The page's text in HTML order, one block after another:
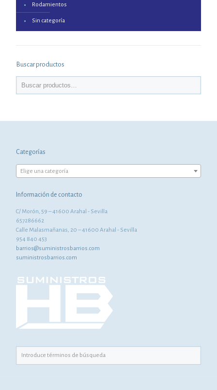
Rodamientos
Sin categoría
Buscar productos
Categorías
Elige una categoría
Información de contacto
C/ Morón, 59 – 41600 Arahal - Sevilla
657286662
Calle Malasmañanas, 20 – 41600 Arahal - Sevilla
954 840 453
barrios@suministrosbarrios.com
suministrosbarrios.com